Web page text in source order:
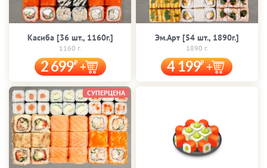
Касиба [36 шт., 1160г.]
1160 г.
2 699
Эм.Арт [54 шт., 1890г.]
1890 г.
4 199
СУПЕРЦЕНА